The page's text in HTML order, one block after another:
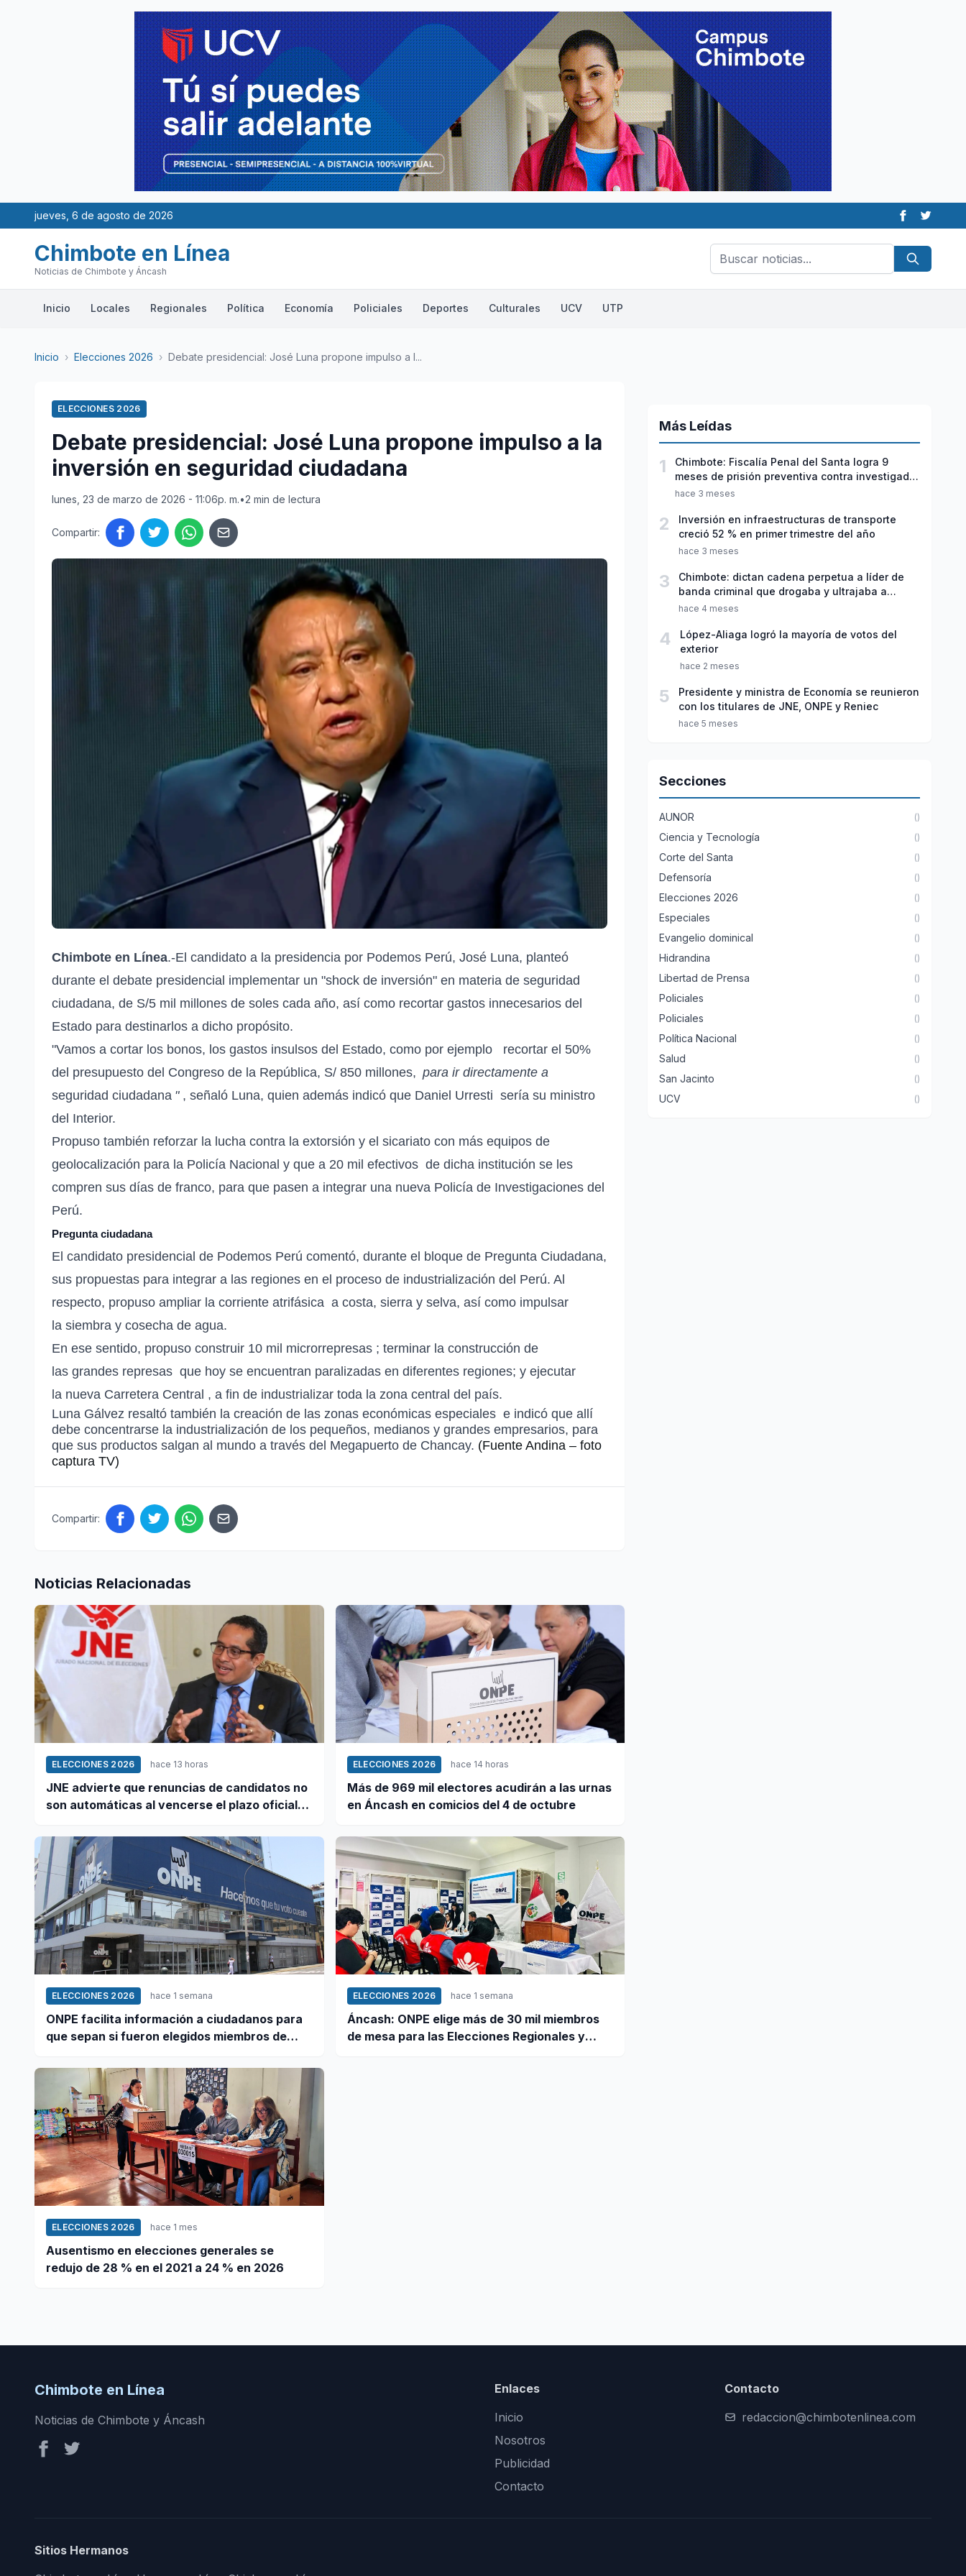
jueves, 6 de agosto de 2026
Chimbote en Línea
Noticias de Chimbote y Áncash
Inicio Locales Regionales Política Economía Policiales Deportes Culturales UCV UTP
Inicio › Elecciones 2026 › Debate presidencial: José Luna propone impulso a l...
ELECCIONES 2026
Debate presidencial: José Luna propone impulso a la
inversión en seguridad ciudadana
lunes, 23 de marzo de 2026 - 11:06p. m.•2 min de lectura
Compartir:
Chimbote en Línea.-El candidato a la presidencia por Podemos Perú, José Luna, planteó
durante el debate presidencial implementar un "shock de inversión" en materia de seguridad
ciudadana, de S/5 mil millones de soles cada año, así como recortar gastos innecesarios del
Estado para destinarlos a dicho propósito.
"Vamos a cortar los bonos, los gastos insulsos del Estado, como por ejemplo
recortar el 50%
del presupuesto del Congreso de la República, S/ 850 millones, para ir directamente a
seguridad ciudadana " , señaló Luna, quien además indicó que Daniel Urresti sería su ministro
del Interior.
Propuso también reforzar la lucha contra la extorsión y el sicariato con más equipos de
geolocalización para la Policía Nacional y que a 20 mil efectivos de dicha institución se les
compren sus días de franco, para que pasen a integrar una nueva Policía de Investigaciones del
Perú.
Pregunta ciudadana
El candidato presidencial de Podemos Perú comentó, durante el bloque de Pregunta Ciudadana,
sus propuestas para integrar a las regiones en el proceso de industrialización del Perú. Al
respecto, propuso ampliar la corriente atrifásica a costa, sierra y selva, así como impulsar
la siembra y cosecha de agua.
En ese sentido, propuso construir 10 mil microrrepresas ; terminar la construcción de
las grandes represas que hoy se encuentran paralizadas en diferentes regiones; y ejecutar
la nueva Carretera Central , a fin de industrializar toda la zona central del país.
Luna Gálvez resaltó también la creación de las zonas económicas especiales e indicó que allí
debe concentrarse la industrialización de los pequeños, medianos y grandes empresarios, para
que sus productos salgan al mundo a través del Megapuerto de Chancay. (Fuente Andina – foto
captura TV)
Compartir:
Noticias Relacionadas
ELECCIONES 2026 hace 13 horas
JNE advierte que renuncias de candidatos no
son automáticas al vencerse el plazo oficial
ELECCIONES 2026 hace 14 horas
Más de 969 mil electores acudirán a las urnas
en Áncash en comicios del 4 de octubre
ELECCIONES 2026 hace 1 semana
ONPE facilita información a ciudadanos para
que sepan si fueron elegidos miembros de
ELECCIONES 2026 hace 1 semana
Áncash: ONPE elige más de 30 mil miembros
de mesa para las Elecciones Regionales y
ELECCIONES 2026 hace 1 mes
Ausentismo en elecciones generales se
redujo de 28 % en el 2021 a 24 % en 2026
Más Leídas
1
Chimbote: Fiscalía Penal del Santa logra 9
meses de prisión preventiva contra investigado
por violación sexual y tentativa de feminicidio
hace 3 meses
2
Inversión en infraestructuras de transporte
creció 52 % en primer trimestre del año
hace 3 meses
3
Chimbote: dictan cadena perpetua a líder de
banda criminal que drogaba y ultrajaba a
jóvenes
hace 4 meses
4
López-Aliaga logró la mayoría de votos del
exterior
hace 2 meses
5
Presidente y ministra de Economía se reunieron
con los titulares de JNE, ONPE y Reniec
hace 5 meses
Secciones
AUNOR ()
Ciencia y Tecnología ()
Corte del Santa ()
Defensoría ()
Elecciones 2026 ()
Especiales ()
Evangelio dominical ()
Hidrandina ()
Libertad de Prensa ()
Policiales ()
Policiales ()
Política Nacional ()
Salud ()
San Jacinto ()
UCV ()
Chimbote en Línea
Noticias de Chimbote y Áncash
Enlaces
Inicio
Nosotros
Publicidad
Contacto
Contacto
redaccion@chimbotenlinea.com
Sitios Hermanos